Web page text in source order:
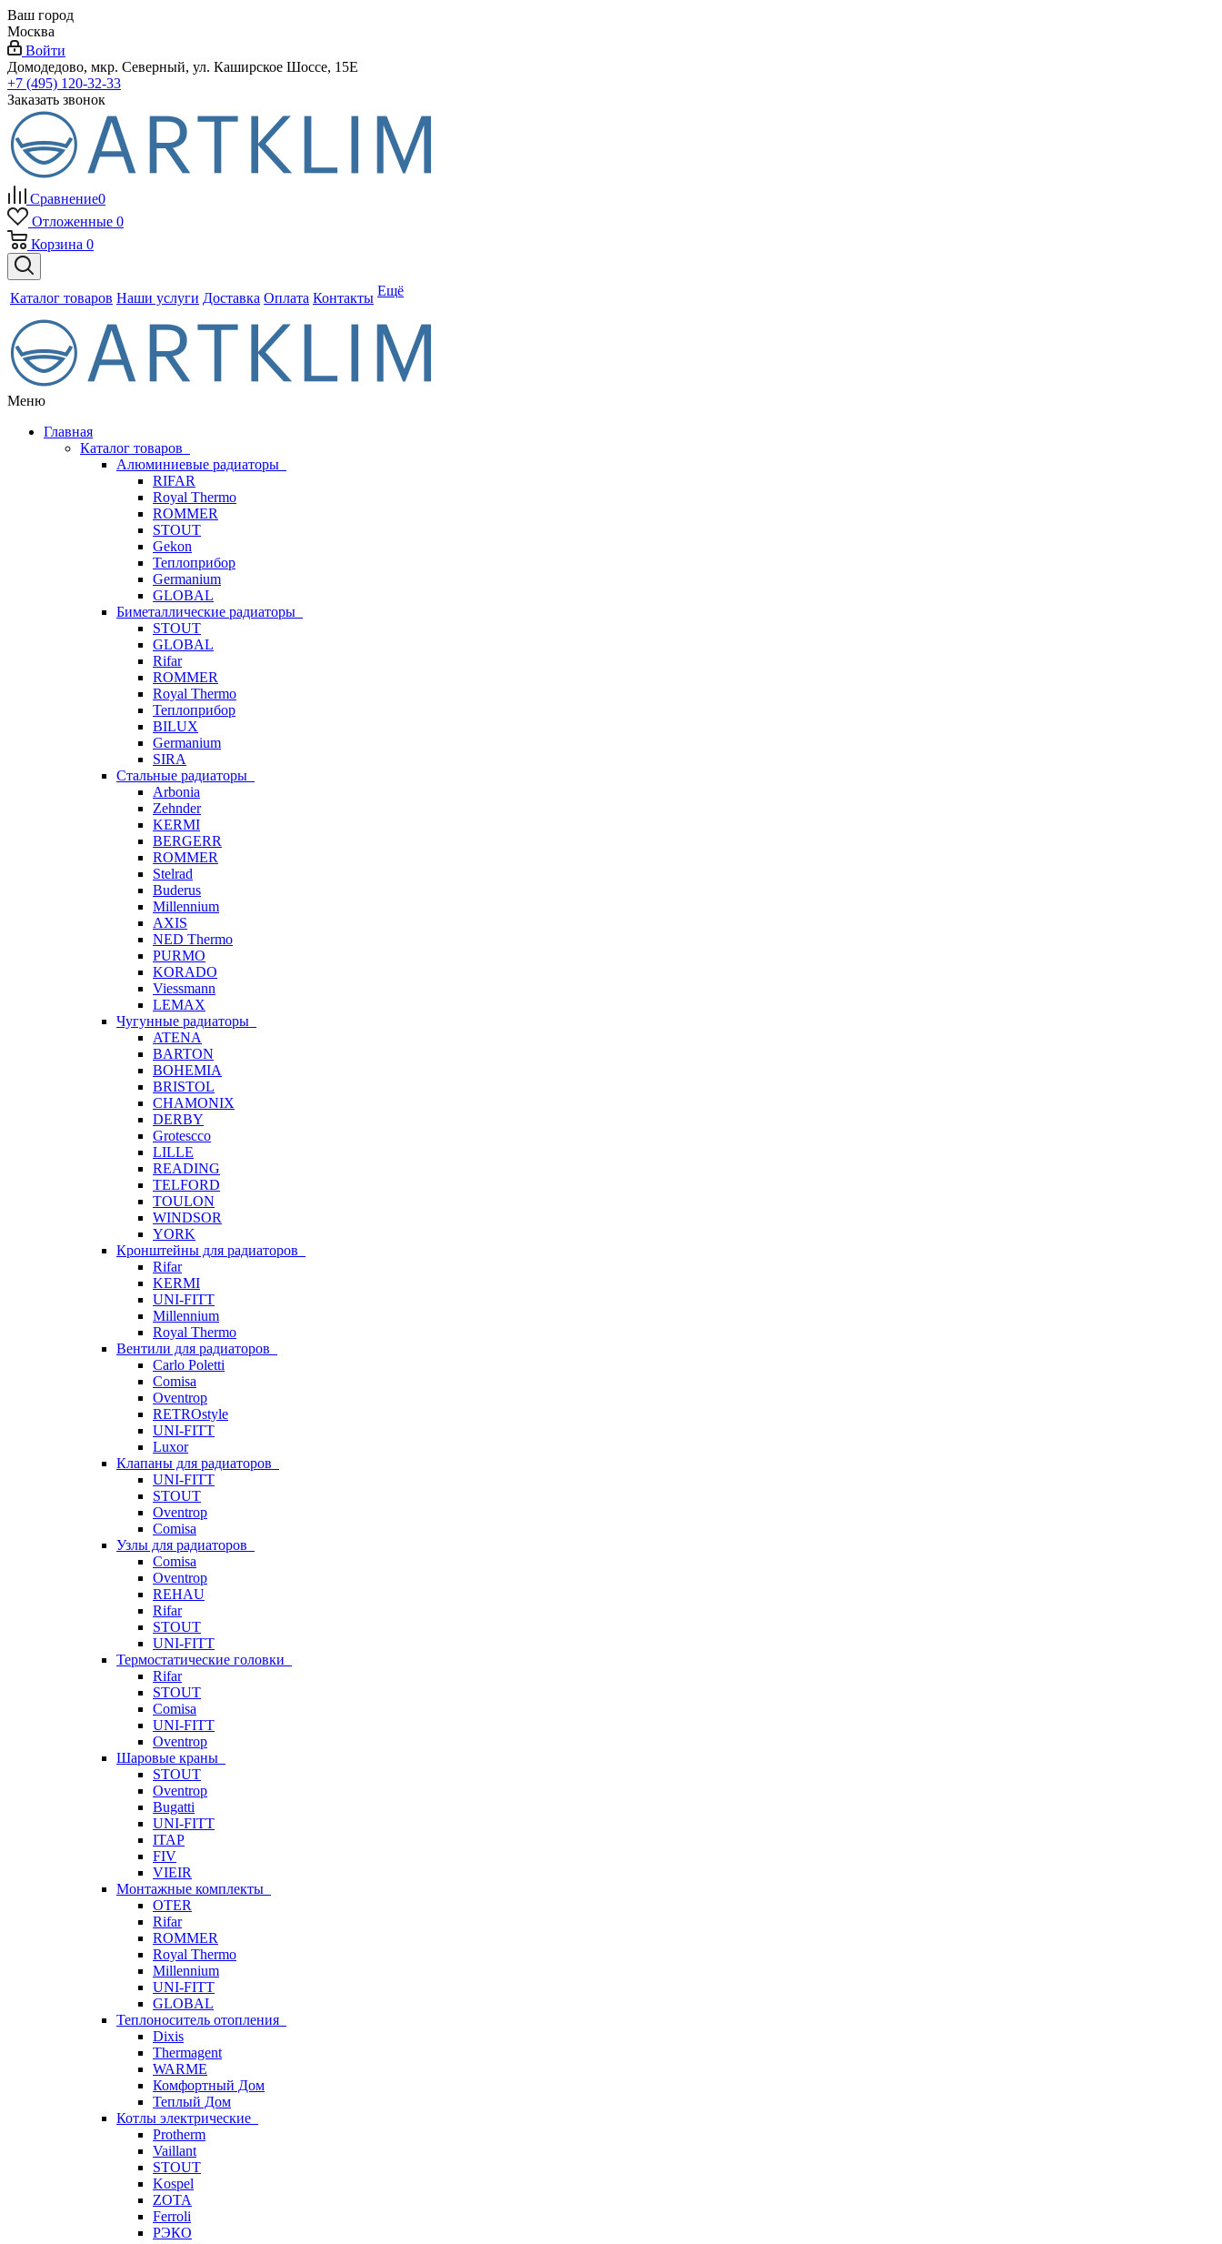
Ваш город
Москва
Войти
Домодедово, мкр. Северный, ул. Каширское Шоссе, 15Е
+7 (495) 120-32-33
Заказать звонок
Сравнение0
Отложенные 0
Корзина 0
Каталог товаров Наши услуги Доставка Оплата Контакты Ещё
Меню
Главная
Каталог товаров
Алюминиевые радиаторы
RIFAR
Royal Thermo
ROMMER
STOUT
Gekon
Теплоприбор
Germanium
GLOBAL
Биметаллические радиаторы
STOUT
GLOBAL
Rifar
ROMMER
Royal Thermo
Теплоприбор
BILUX
Germanium
SIRA
Стальные радиаторы
Arbonia
Zehnder
KERMI
BERGERR
ROMMER
Stelrad
Buderus
Millennium
AXIS
NED Thermo
PURMO
KORADO
Viessmann
LEMAX
Чугунные радиаторы
ATENA
BARTON
BOHEMIA
BRISTOL
CHAMONIX
DERBY
Grotescco
LILLE
READING
TELFORD
TOULON
WINDSOR
YORK
Кронштейны для радиаторов
Rifar
KERMI
UNI-FITT
Millennium
Royal Thermo
Вентили для радиаторов
Carlo Poletti
Comisa
Oventrop
RETROstyle
UNI-FITT
Luxor
Клапаны для радиаторов
UNI-FITT
STOUT
Oventrop
Comisa
Узлы для радиаторов
Comisa
Oventrop
REHAU
Rifar
STOUT
UNI-FITT
Термостатические головки
Rifar
STOUT
Comisa
UNI-FITT
Oventrop
Шаровые краны
STOUT
Oventrop
Bugatti
UNI-FITT
ITAP
FIV
VIEIR
Монтажные комплекты
OTER
Rifar
ROMMER
Royal Thermo
Millennium
UNI-FITT
GLOBAL
Теплоноситель отопления
Dixis
Thermagent
WARME
Комфортный Дом
Теплый Дом
Котлы электрические
Protherm
Vaillant
STOUT
Kospel
ZOTA
Ferroli
РЭКО